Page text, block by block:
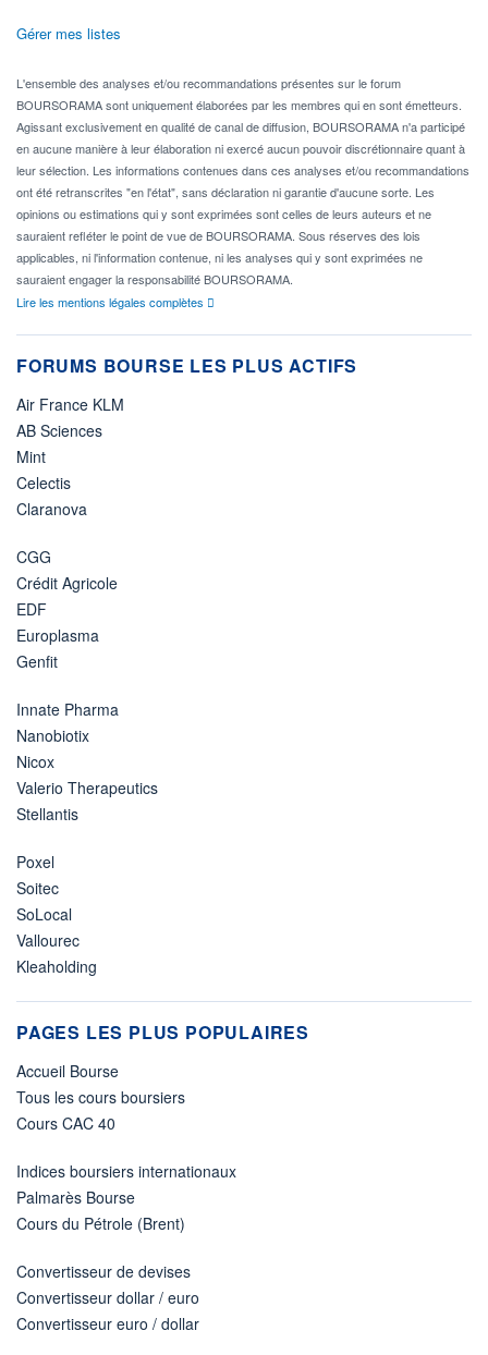
Gérer mes listes
L'ensemble des analyses et/ou recommandations présentes sur le forum
BOURSORAMA sont uniquement élaborées par les membres qui en sont émetteurs.
Agissant exclusivement en qualité de canal de diffusion, BOURSORAMA n'a participé
en aucune manière à leur élaboration ni exercé aucun pouvoir discrétionnaire quant à
leur sélection. Les informations contenues dans ces analyses et/ou recommandations
ont été retranscrites "en l'état", sans déclaration ni garantie d'aucune sorte. Les
opinions ou estimations qui y sont exprimées sont celles de leurs auteurs et ne
sauraient refléter le point de vue de BOURSORAMA. Sous réserves des lois
applicables, ni l'information contenue, ni les analyses qui y sont exprimées ne
sauraient engager la responsabilité BOURSORAMA.
Lire les mentions légales complètes
FORUMS BOURSE LES PLUS ACTIFS
Air France KLM
AB Sciences
Mint
Celectis
Claranova
CGG
Crédit Agricole
EDF
Europlasma
Genfit
Innate Pharma
Nanobiotix
Nicox
Valerio Therapeutics
Stellantis
Poxel
Soitec
SoLocal
Vallourec
Kleaholding
PAGES LES PLUS POPULAIRES
Accueil Bourse
Tous les cours boursiers
Cours CAC 40
Indices boursiers internationaux
Palmarès Bourse
Cours du Pétrole (Brent)
Convertisseur de devises
Convertisseur dollar / euro
Convertisseur euro / dollar